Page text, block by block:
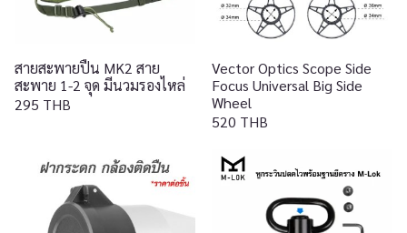
สายสะพายปืน MK2 สาย
สะพาย 1-2 จุด มีนวมรองไหล่
295 THB
Vector Optics Scope Side
Focus Universal Big Side
Wheel
520 THB